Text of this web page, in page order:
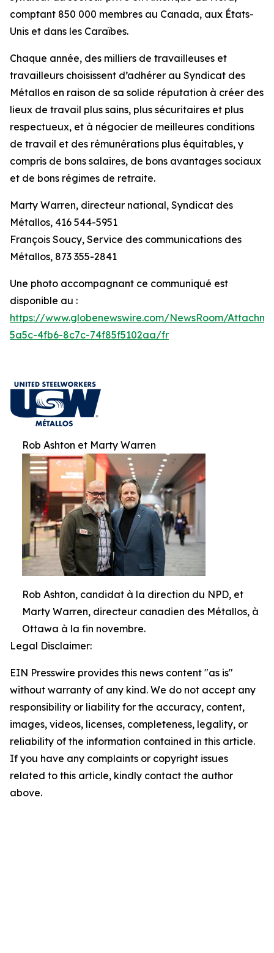
comptant 850 000 membres au Canada, aux États-
Unis et dans les Caraïbes.
Chaque année, des milliers de travailleuses et
travailleurs choisissent d’adhérer au Syndicat des
Métallos en raison de sa solide réputation à créer des
lieux de travail plus sains, plus sécuritaires et plus
respectueux, et à négocier de meilleures conditions
de travail et des rémunérations plus équitables, y
compris de bons salaires, de bons avantages sociaux
et de bons régimes de retraite.
Marty Warren, directeur national, Syndicat des
Métallos, 416 544-5951
François Soucy, Service des communications des
Métallos, 873 355-2841
Une photo accompagnant ce communiqué est
disponible au :
https://www.globenewswire.com/NewsRoom/
5a5c-4fb6-8c7c-74f85f5102aa/fr
Rob Ashton et Marty Warren
Rob Ashton, candidat à la direction du NPD, et
Marty Warren, directeur canadien des Métallos, à
Ottawa à la fin novembre.
Legal Disclaimer:
EIN Presswire provides this news content "as is"
without warranty of any kind. We do not accept any
responsibility or liability for the accuracy, content,
images, videos, licenses, completeness, legality, or
reliability of the information contained in this article.
If you have any complaints or copyright issues
related to this article, kindly contact the author
above.